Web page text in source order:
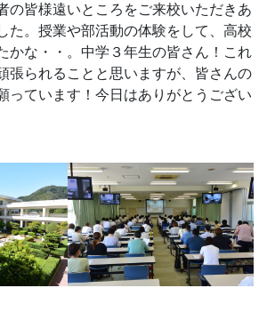
の皆様遠いところをご来校いただきあ
た。授業や部活動の体験をして、高校
かな・・。中学３年生の皆さん！これ
張られることと思いますが、皆さんの
っています！今日はありがとうござい